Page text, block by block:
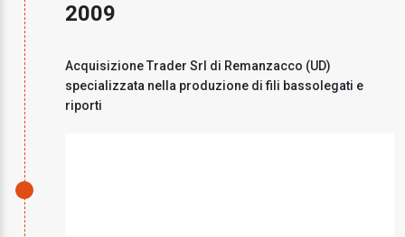
2009
Acquisizione Trader Srl di Remanzacco (UD)
specializzata nella produzione di fili bassolegati e
riporti